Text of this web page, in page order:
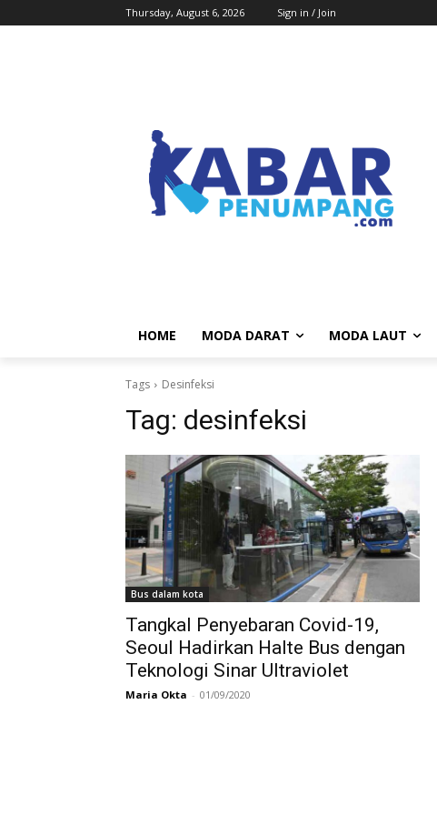
Thursday, August 6, 2026 Sign in / Join
HOME MODA DARAT MODA LAUT
Tags Desinfeksi
Tag: desinfeksi
Bus dalam kota
Tangkal Penyebaran Covid-19,
Seoul Hadirkan Halte Bus dengan
Teknologi Sinar Ultraviolet
Maria Okta - 01/09/2020